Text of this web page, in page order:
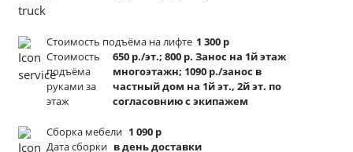
Стоимость подъёма на лифте 1 300 р
Стоимость
подъёма
руками за
этаж
650 р./эт.; 800 р. Занос на 1й этаж
многоэтажн; 1090 р./занос в
частный дом на 1й эт., 2й эт. по
согласовнию с экипажем
Сборка мебели 1 090 р
Дата сборки в день доставки